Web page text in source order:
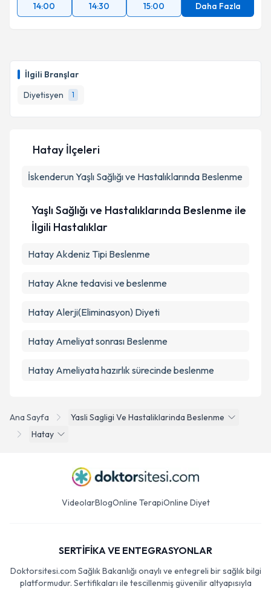
İlgili Branşlar
Diyetisyen
1
14:00
14:30 15:00 Daha Fazla
Ana Sayfa
Yasli Sagligi Ve Hastaliklarinda Beslenme
Hatay
Hatay İlçeleri
İskenderunYaşlı Sağlığı ve Hastalıklarında Beslenme
Yaşlı Sağlığı ve Hastalıklarında Beslenme ile
İlgili Hastalıklar
Hatay Akdeniz Tipi Beslenme
Hatay Akne tedavisi ve beslenme
Hatay Alerji(Eliminasyon) Diyeti
Hatay Ameliyat sonrası Beslenme
Hatay Ameliyata hazırlık sürecinde beslenme
VideolarBlogOnline TerapiOnline Diyet
SERTİFİKA VE ENTEGRASYONLAR
Doktorsitesi.com Sağlık Bakanlığı onaylı ve entegreli bir sağlık bilgi
platformudur. Sertifikaları ile tescillenmiş güvenilir altyapısıyla